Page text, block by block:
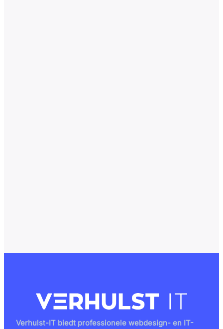
Verhulst-IT biedt professionele webdesign- en IT-